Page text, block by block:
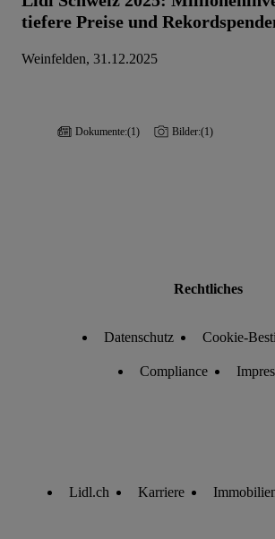
tiefere Preise und
Weinfelden, 31.12.2025
Dokumente:(1) Bilder:(1)
Rechtliches
Datenschutz Cookie-
Compliance
Lidl.ch Karriere